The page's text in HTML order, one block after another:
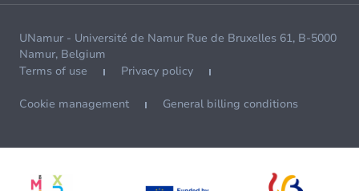
UNamur - Université de Namur Rue de Bruxelles 61, B-5000
Namur, Belgium
Terms of use
Privacy policy
Cookie management General billing conditions